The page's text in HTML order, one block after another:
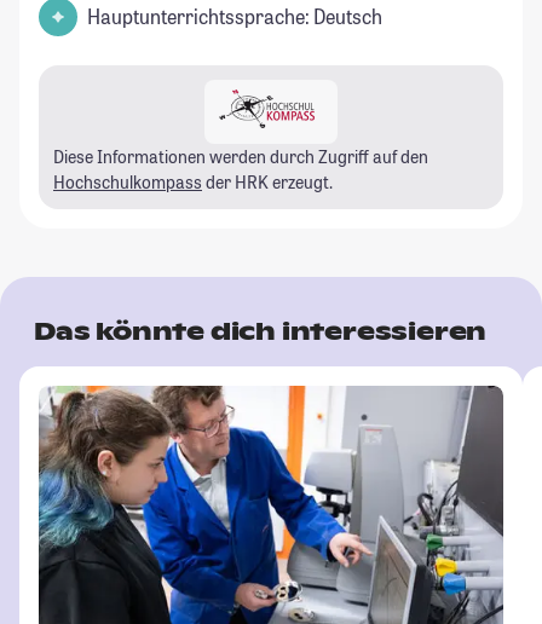
Hauptunterrichtssprache: Deutsch
Diese Informationen werden durch Zugriff auf den
Hochschulkompass der HRK erzeugt.
Das könnte dich interessieren